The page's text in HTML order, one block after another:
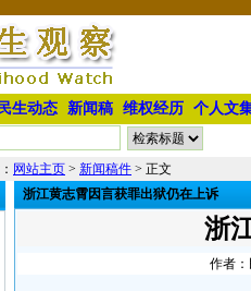
民生动态 新闻稿 维权经历 个人文
网站主页 > 新闻稿件 > 正文
浙江黄志霄因言获罪出狱仍在上诉
浙
作者：